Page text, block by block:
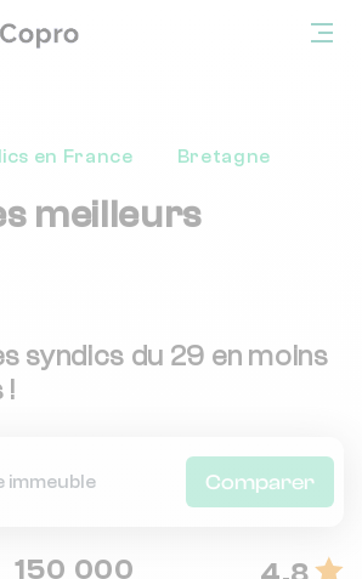
en France
Bretagne
meilleurs
syndics du 29 en moins
!
Comparer
150 000